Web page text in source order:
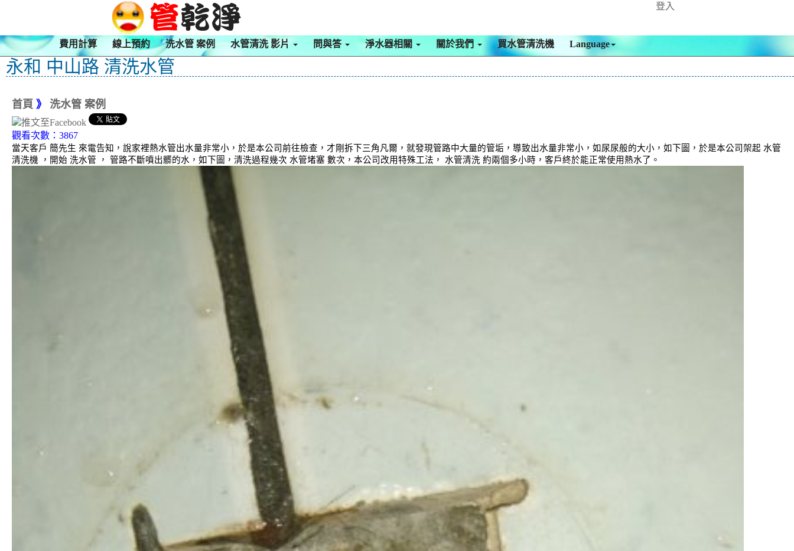
登入
費用計算 線上預約 洗水管 案例 水管清洗 影片 問與答 淨水器相關 關於我們 買水管清洗機 Language
永和 中山路 清洗水管
首頁 》 洗水管 案例
觀看次數：3867
當天客戶 簡先生 來電告知，說家裡熱水管出水量非常小，於是本公司前往檢查，才剛拆下三角凡爾，就發現管路中大量的管垢，導致出水量非常小，如尿尿般的大小，如下圖，於是本公司架起 水管
清洗機 ，開始 洗水管 ， 管路不斷噴出髒的水，如下圖，清洗過程幾次 水管堵塞 數次，本公司改用特殊工法， 水管清洗 約兩個多小時，客戶終於能正常使用熱水了。